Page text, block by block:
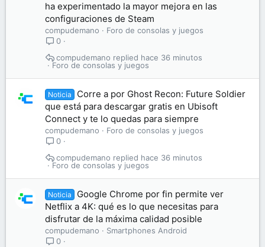
ha experimentado la mayor mejora en las
configuraciones de Steam
compudemano
Foro de consolas y juegos
0
Foro de consolas y juegos
hace 36 minutos
compudemano
Noticia
Corre a por Ghost Recon: Future Soldier
que está para descargar gratis en Ubisoft
Connect y te lo quedas para siempre
compudemano
Foro de consolas y juegos
0
Foro de consolas y juegos
hace 36 minutos
compudemano
Noticia
Google Chrome por fin permite ver
Netflix a 4K: qué es lo que necesitas para
disfrutar de la máxima calidad posible
compudemano
Smartphones Android
0